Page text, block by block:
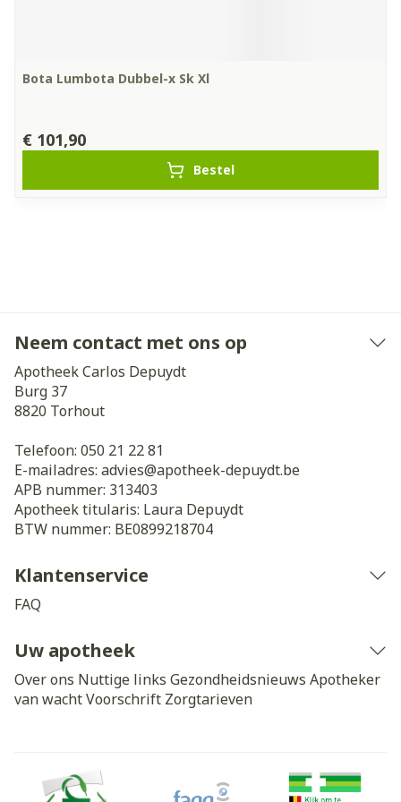
Bota Lumbota Dubbel-x Sk Xl
€ 101,90
Bestel
Neem contact met ons op
Apotheek Carlos Depuydt
Burg 37
8820 Torhout
Telefoon: 050 21 22 81
E-mailadres: advies@apotheek-depuydt.be
APB nummer: 313403
Apotheek titularis: Laura Depuydt
BTW nummer: BE0899218704
Klantenservice
FAQ
Uw apotheek
Over ons Nuttige links Gezondheidsnieuws Apotheker
van wachtVoorschrift Zorgtarieven